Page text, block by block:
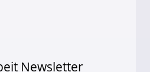
Newsletter